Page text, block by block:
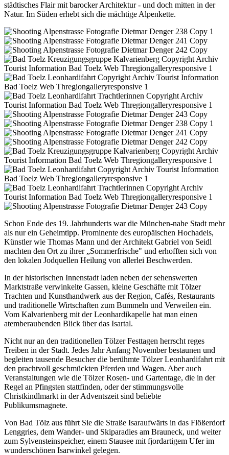
städtisches Flair mit barocker Architektur - und doch mitten in der
Natur. Im Süden erhebt sich die mächtige Alpenkette.
Schon Ende des 19. Jahrhunderts war die München-nahe Stadt mehr
als nur ein Geheimtipp. Prominente des europäischen Hochadels,
Künstler wie Thomas Mann und der Architekt Gabriel von Seidl
machten den Ort zu ihrer „Sommerfrische" und erhofften sich von
den lokalen Jodquellen Heilung von allerlei Beschwerden.
In der historischen Innenstadt laden neben der sehenswerten
Marktstraße verwinkelte Gassen, kleine Geschäfte mit Tölzer
Trachten und Kunsthandwerk aus der Region, Cafés, Restaurants
und traditionelle Wirtschaften zum Bummeln und Verweilen ein.
Vom Kalvarienberg mit der Leonhardikapelle hat man einen
atemberaubenden Blick über das Isartal.
Nicht nur an den traditionellen Tölzer Festtagen herrscht reges
Treiben in der Stadt. Jedes Jahr Anfang November bestaunen und
begleiten tausende Besucher die berühmte Tölzer Leonhardifahrt mit
den prachtvoll geschmückten Pferden und Wagen. Aber auch
Veranstaltungen wie die Tölzer Rosen- und Gartentage, die in der
Regel an Pfingsten stattfinden, oder der stimmungsvolle
Christkindlmarkt in der Adventszeit sind beliebte
Publikumsmagnete.
Von Bad Tölz aus führt Sie die Straße Isaraufwärts in das Flößerdorf
Lenggries, dem Wander- und Skiparadies am Brauneck, und weiter
zum Sylvensteinspeicher, einem Stausee mit fjordartigem Ufer im
wunderschönen Isarwinkel gelegen.